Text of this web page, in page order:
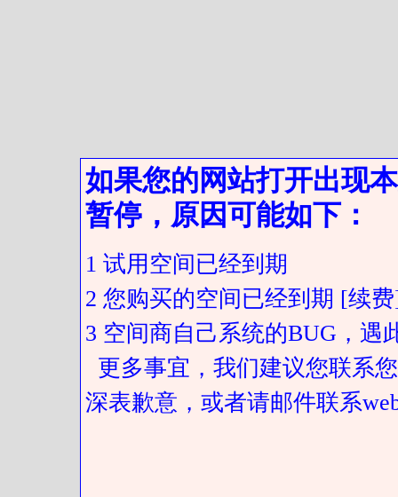
如果您的网站打开出现
暂停，原因可能如下：
1 试用空间已经到期
2 您购买的空间已经到期 [续
3 空间商自己系统的BUG，遇
更多事宜，我们建议您联系
深表歉意，或者请邮件联系